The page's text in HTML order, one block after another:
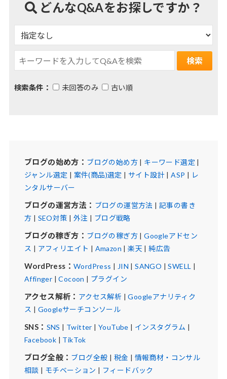
どんなQ&Aをお探しですか？
検索条件： 未回答のみ 古い順
ブログの始め方： ブログの始め方| キーワード選定 |
ジャンル選定 | 案件(商品)選定 | サイト設計|ASP | レ
ンタルサーバー
ブログの運営方法： ブログの運営方法 | 記事の書き
方 | SEO対策 | 外注 | ブログ戦略
ブログの稼ぎ方： ブログの稼ぎ方|Googleアドセン
ス | アフィリエイト | Amazon |楽天 |純広告
WordPress： WordPress | JIN |SANGO |SWELL |
Affinger |Cocoon | プラグイン
アクセス解析： アクセス解析 |Googleアナリティク
ス | Googleサーチコンソール
SNS： SNS | Twitter | YouTube | インスタグラム |
Facebook | TikTok
ブログ全般： ブログ全般 | 税金 | 情報商材・コンサル
相談 | モチベーション | フィードバック